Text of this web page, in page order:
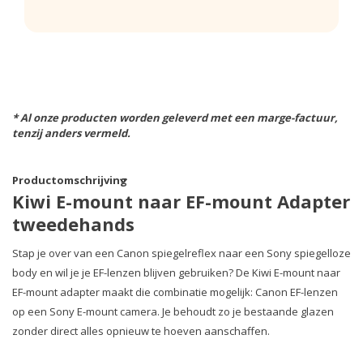
* Al onze producten worden geleverd met een marge-factuur,
tenzij anders vermeld.
Productomschrijving
Kiwi E-mount naar EF-mount Adapter
tweedehands
Stap je over van een Canon spiegelreflex naar een Sony spiegelloze
body en wil je je EF-lenzen blijven gebruiken? De Kiwi E-mount naar
EF-mount adapter maakt die combinatie mogelijk: Canon EF-lenzen
op een Sony E-mount camera. Je behoudt zo je bestaande glazen
zonder direct alles opnieuw te hoeven aanschaffen.